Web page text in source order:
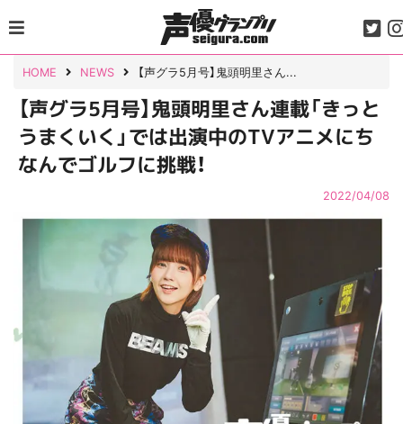
to
content
HOME NEWS 【声グラ5月号】鬼頭明里さん...
【声グラ5月号】鬼頭明里さん連載「きっと
うまくいく」では出演中のTVアニメにち
なんでゴルフに挑戦！
2022/04/08